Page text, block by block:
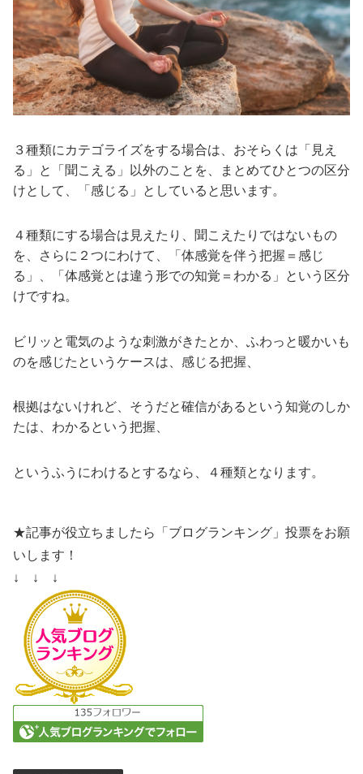
３種類にカテゴライズをする場合は、おそらくは「見え
る」と「聞こえる」以外のことを、まとめてひとつの区分
けとして、「感じる」としていると思います。
４種類にする場合は見えたり、聞こえたりではないもの
を、さらに２つにわけて、「体感覚を伴う把握＝感じ
る」、「体感覚とは違う形での知覚＝わかる」という区分
けですね。
ビリッと電気のような刺激がきたとか、ふわっと暖かいも
のを感じたというケースは、感じる把握、
根拠はないけれど、そうだと確信があるという知覚のしか
たは、わかるという把握、
というふうにわけるとするなら、４種類となります。
★記事が役立ちましたら「ブログランキング」投票をお願
いします！
↓ ↓ ↓